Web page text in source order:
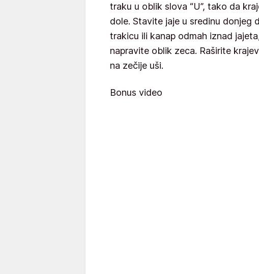
traku u oblik slova “U”, tako da
dole. Stavite jaje u sredinu donjeg
trakicu ili kanap odmah iznad
napravite oblik zeca. Raširite
na zečije uši.
Bonus video